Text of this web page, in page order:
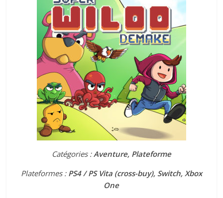
Catégories : Aventure, Plateforme
Plateformes : PS4 / PS Vita (cross-buy), Switch, Xbox
One